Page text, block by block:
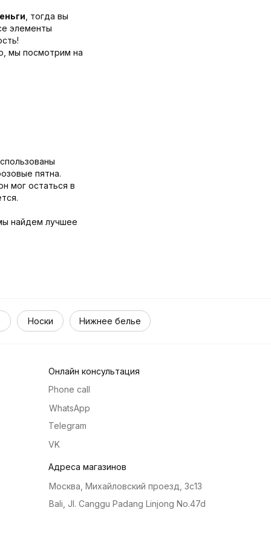
, тогда вы
элементы
мы посмотрим на
пятна.
мог остаться в
найдем лучшее
Носки Нижнее белье
Онлайн консультация
Адреса магазинов
WhatsApp
Telegram
Москва, Михайловский проезд, 3с13
Bali, Jl. Canggu Padang Linjong No.47d
VK
Phone call